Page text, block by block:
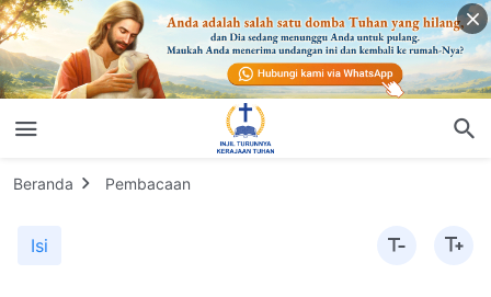
Beranda Pembacaan
Isi